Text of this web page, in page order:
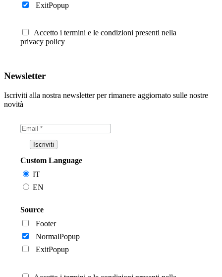
ExitPopup
Accetto i termini e le condizioni presenti nella
privacy policy
Newsletter
Iscriviti alla nostra newsletter per rimanere aggiornato sulle nostre
novità
Custom Language
IT
EN
Source
Footer
NormalPopup
ExitPopup